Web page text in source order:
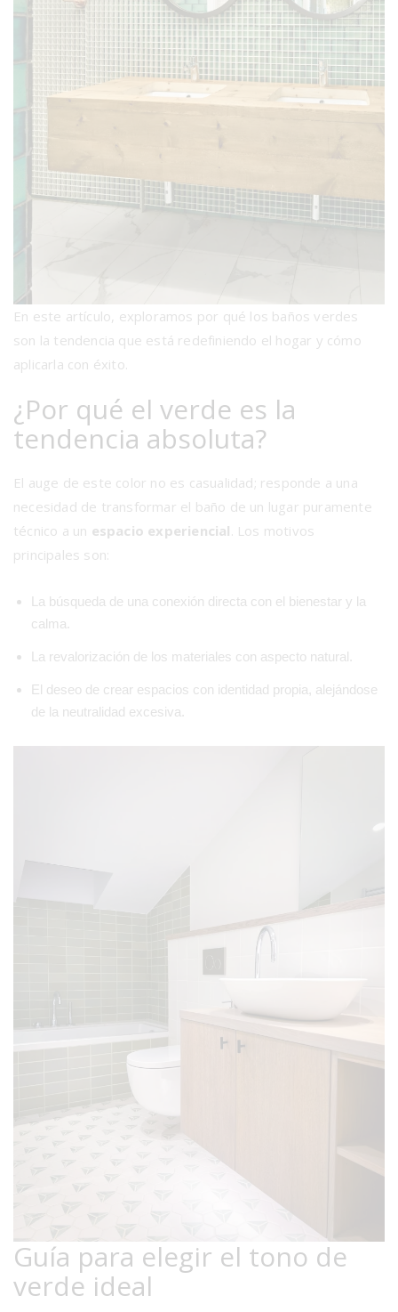
En este artículo, exploramos por qué los baños verdes
son la tendencia que está redefiniendo el hogar y cómo
aplicarla con éxito.
¿Por qué el verde es la
tendencia absoluta?
El auge de este color no es casualidad; responde a una
necesidad de transformar el baño de un lugar puramente
técnico a un espacio experiencial . Los motivos
principales son:
La búsqueda de una conexión directa con el bienestar y la
calma.
La revalorización de los materiales con aspecto natural.
El deseo de crear espacios con identidad propia, alejándose
de la neutralidad excesiva.
Guía para elegir el tono de
verde ideal